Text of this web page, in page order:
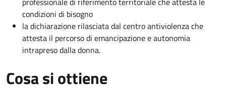
condizioni di bisogno
la dichiarazione rilasciata dal centro antiviolenza che
attesta il percorso di emancipazione e autonomia
intrapreso dalla donna.
Cosa si ottiene